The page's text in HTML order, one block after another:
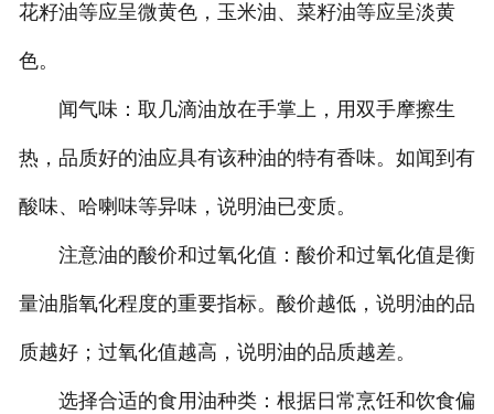
花籽油等应呈微黄色，玉米油、菜籽油等应呈淡黄
色。
闻气味：取几滴油放在手掌上，用双手摩擦生
热，品质好的油应具有该种油的特有香味。如闻到有
酸味、哈喇味等异味，说明油已变质。
注意油的酸价和过氧化值：酸价和过氧化值是衡
量油脂氧化程度的重要指标。酸价越低，说明油的品
质越好；过氧化值越高，说明油的品质越差。
选择合适的食用油种类：根据日常烹饪和饮食偏